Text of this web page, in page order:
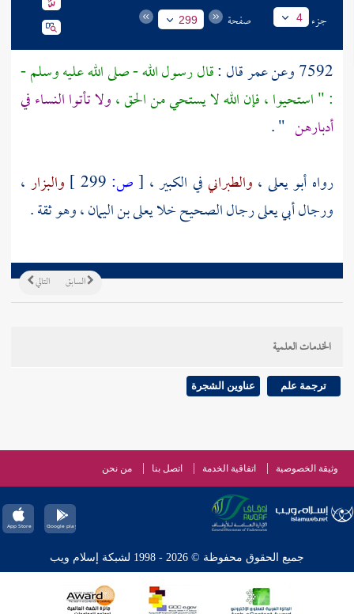
جزء 4 صفحة 299
7592 وعن عمرقال :قال رسول الله - صلى الله عليه وسلم -
: " استحيوا ، فإن الله لا يستحي من الحق ،ولا تأتوا النساء في
أدبارهن " .
رواه أبو يعلى ، والطبرانيفي الكبير ، [ص: والبزار ،
ورجالأبي يعلىرجال الصحيح خلايعلى بن اليمان، وهو ثقة .
التالي السابق
الخدمات العلمية
ترجمة علم عناوين الشجرة
وثيقة الخصوصية اتفاقية الخدمة اتصل بنا من نحن
جميع الحقوق محفوظة © 2026 - 1998 لشبكة إسلام ويب